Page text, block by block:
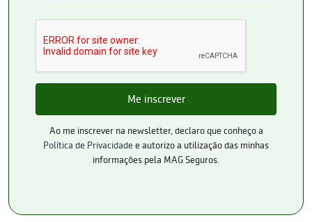
Ao me inscrever na newsletter, declaro que conheço a
Política de Privacidade e autorizo a utilização das minhas
informações pela MAG Seguros.